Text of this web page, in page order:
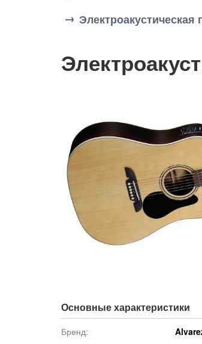
Электроакустическая
Основные характеристики
Бренд: